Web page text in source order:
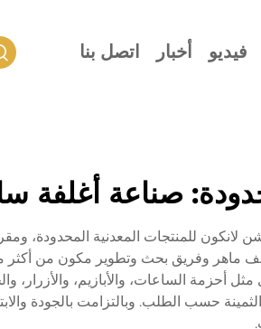
فيديو أخبار اتصل بنا
صناعة أغلفة
الدقة المحدودة، تأسست في عام 2006 وخلفت شركة شنتشن لانكون
الساعات، والأبازيم، والأزرار،
حسب الطلب. وبالتزامت بالجودة